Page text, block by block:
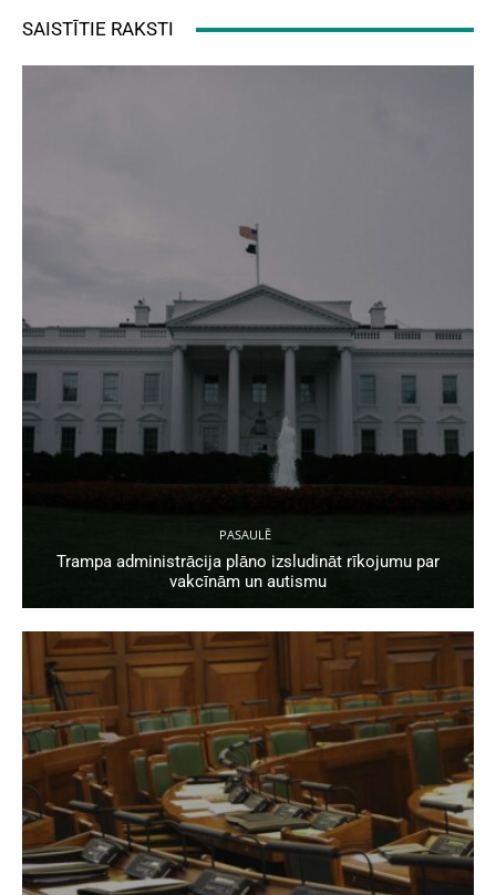
SAISTĪTIE RAKSTI
PASAULĒ
Trampa administrācija plāno izsludināt rīkojumu par
vakcīnām un autismu